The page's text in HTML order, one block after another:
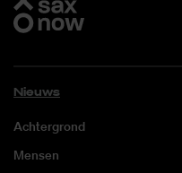
Nieuws
Achtergrond
Mensen